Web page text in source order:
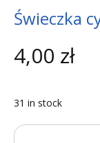
Świeczka
4,00 zł
31 in stock
Quantity